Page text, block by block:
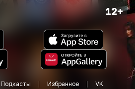
12+
Подкасты Избранное
VK